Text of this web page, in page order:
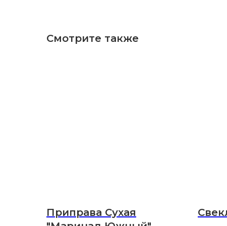
Смотрите также
Приправа Сухая